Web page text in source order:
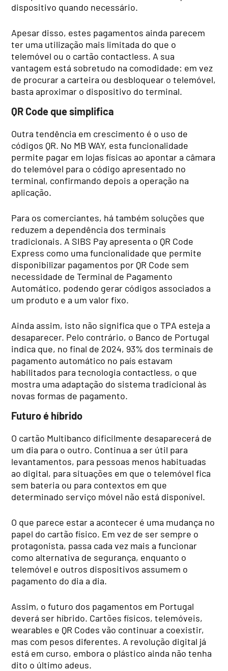
dispositivo quando necessário.
Apesar disso, estes pagamentos ainda parecem
ter uma utilização mais limitada do que o
telemóvel ou o cartão contactless. A sua
vantagem está sobretudo na comodidade: em vez
de procurar a carteira ou desbloquear o telemóvel,
basta aproximar o dispositivo do terminal.
QR Code que simplifica
Outra tendência em crescimento é o uso de
códigos QR. No MB WAY, esta funcionalidade
permite pagar em lojas físicas ao apontar a câmara
do telemóvel para o código apresentado no
terminal, confirmando depois a operação na
aplicação.
Para os comerciantes, há também soluções que
reduzem a dependência dos terminais
tradicionais. A SIBS Pay apresenta o QR Code
Express como uma funcionalidade que permite
disponibilizar pagamentos por QR Code sem
necessidade de Terminal de Pagamento
Automático, podendo gerar códigos associados a
um produto e a um valor fixo.
Ainda assim, isto não significa que o TPA esteja a
desaparecer. Pelo contrário, o Banco de Portugal
indica que, no final de 2024, 93% dos terminais de
pagamento automático no país estavam
habilitados para tecnologia contactless, o que
mostra uma adaptação do sistema tradicional às
novas formas de pagamento.
Futuro é híbrido
O cartão Multibanco dificilmente desaparecerá de
um dia para o outro. Continua a ser útil para
levantamentos, para pessoas menos habituadas
ao digital, para situações em que o telemóvel fica
sem bateria ou para contextos em que
determinado serviço móvel não está disponível.
O que parece estar a acontecer é uma mudança no
papel do cartão físico. Em vez de ser sempre o
protagonista, passa cada vez mais a funcionar
como alternativa de segurança, enquanto o
telemóvel e outros dispositivos assumem o
pagamento do dia a dia.
Assim, o futuro dos pagamentos em Portugal
deverá ser híbrido. Cartões físicos, telemóveis,
wearables e QR Codes vão continuar a coexistir,
mas com pesos diferentes. A revolução digital já
está em curso, embora o plástico ainda não tenha
dito o último adeus.